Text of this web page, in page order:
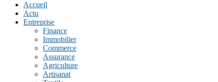
Accueil
Actu
Entreprise
Finance
Immobilier
Commerce
Assurance
Agriculture
Artisanat